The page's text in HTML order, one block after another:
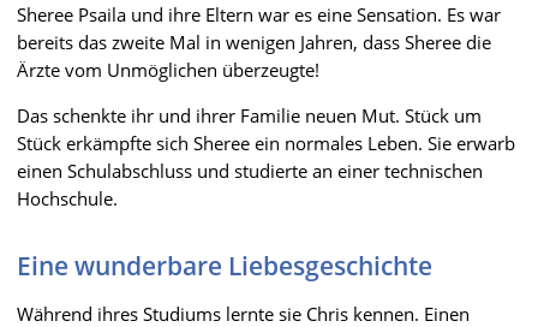
Sheree Psaila und ihre Eltern war es eine Sensation. Es war
bereits das zweite Mal in wenigen Jahren, dass Sheree die
Ärzte vom Unmöglichen überzeugte!
Das schenkte ihr und ihrer Familie neuen Mut. Stück um
Stück erkämpfte sich Sheree ein normales Leben. Sie erwarb
einen Schulabschluss und studierte an einer technischen
Hochschule.
Eine wunderbare Liebesgeschichte
Während ihres Studiums lernte sie Chris kennen. Einen